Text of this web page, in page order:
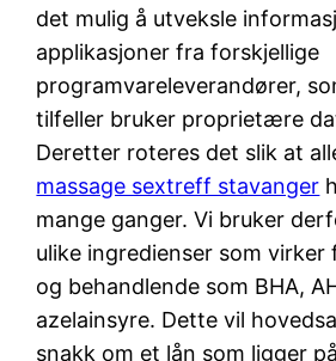
det mulig å utveksle
applikasjoner fra forskjellige
programvareleverandører,
tilfeller bruker proprietære
Deretter roteres det slik at
massage sextreff stavanger
mange ganger. Vi bruker
ulike ingredienser som virker
og behandlende som BHA,
azelainsyre. Dette vil
snakk om et lån som ligger